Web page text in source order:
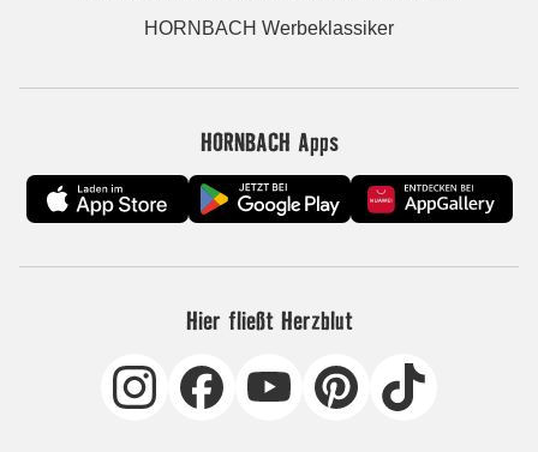
HORNBACH Werbeklassiker
HORNBACH Apps
Hier fließt Herzblut